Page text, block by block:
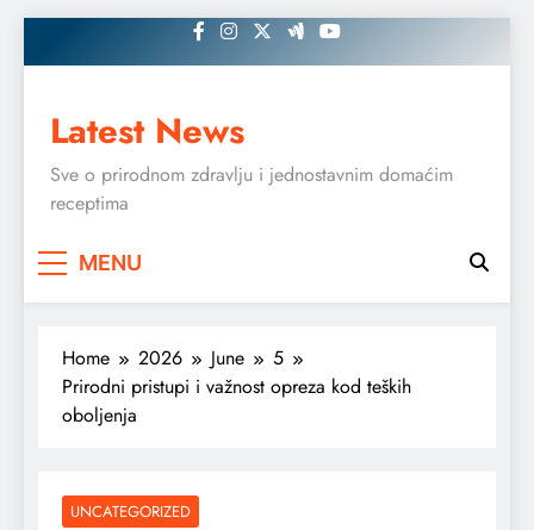
to
Latest News
Sve o prirodnom zdravlju i jednostavnim domaćim
receptima
MENU
Home 2026 June
5
Prirodni pristupi i važnost opreza kod teških
oboljenja
UNCATEGORIZED